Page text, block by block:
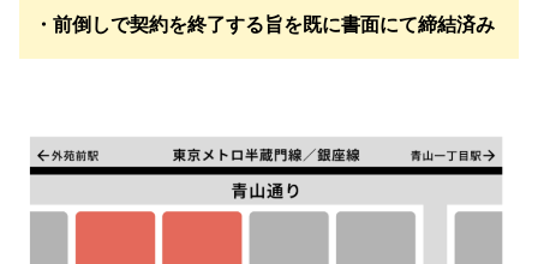
・前倒しで契約を終了する旨を既に書面にて締結済み